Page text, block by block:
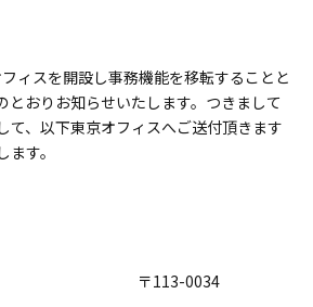
ィスを開設し事務機能を移転することと
とおりお知らせいたします。つきまして
て、以下東京オフィスへご送付頂きます
す。
所
0034